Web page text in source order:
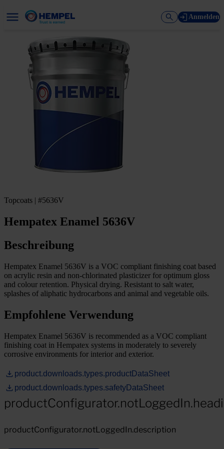
Anmelden
Topcoats | #5636V
Hempatex Enamel 5636V
Beschreibung
Hempatex Enamel 5636V is a VOC compliant finishing coat based
on acrylic resin and non-chlorinated plasticizer for optimum gloss
and colour retention. Physical drying. Resistant to salt water,
splashes of aliphatic hydrocarbons and animal and vegetable oils.
Empfohlene Verwendung
Hempatex Enamel 5636V is recommended as a VOC compliant
finishing coat in Hempatex systems in moderately to severely
corrosive environments for interior and exterior.
product.downloads.types.productDataSheet
product.downloads.types.safetyDataSheet
productConfigurator.notLoggedIn.description